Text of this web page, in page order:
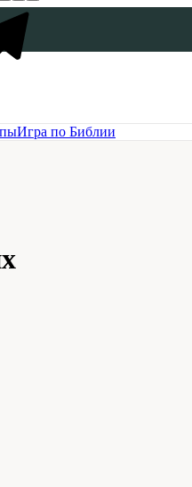
Игра по Библии